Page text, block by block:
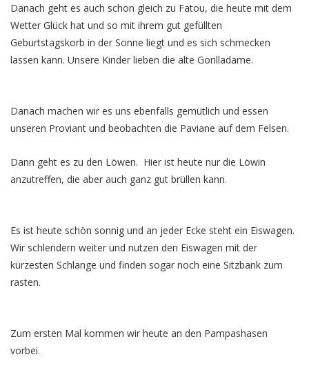
Danach geht es auch schon gleich zu Fatou, die heute mit dem
Wetter Glück hat und so mit ihrem gut gefüllten
Geburtstagskorb in der Sonne liegt und es sich schmecken
lassen kann. Unsere Kinder lieben die alte Gorilladame.
Danach machen wir es uns ebenfalls gemütlich und essen
unseren Proviant und beobachten die Paviane auf dem Felsen.
Dann geht es zu den Löwen. Hier ist heute nur die Löwin
anzutreffen, die aber auch ganz gut brüllen kann.
Es ist heute schön sonnig und an jeder Ecke steht ein Eiswagen.
Wir schlendern weiter und nutzen den Eiswagen mit der
kürzesten Schlange und finden sogar noch eine Sitzbank zum
rasten.
Zum ersten Mal kommen wir heute an den Pampashasen
vorbei.